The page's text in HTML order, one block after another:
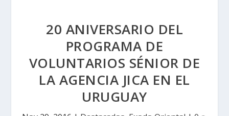
20 ANIVERSARIO DEL
PROGRAMA DE
VOLUNTARIOS SÉNIOR DE
LA AGENCIA JICA EN EL
URUGUAY